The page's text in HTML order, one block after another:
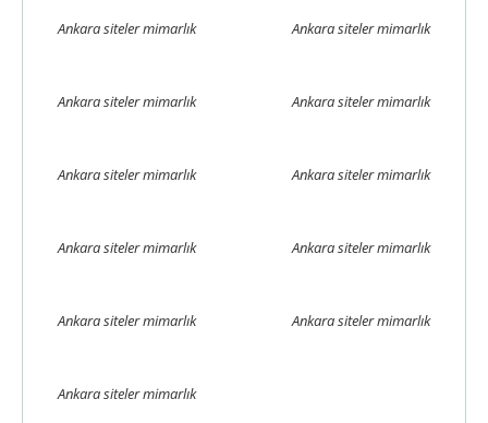
Ankara siteler mimarlık Ankara siteler mimarlık
Ankara siteler mimarlık Ankara siteler mimarlık
Ankara siteler mimarlık Ankara siteler mimarlık
Ankara siteler mimarlık Ankara siteler mimarlık
Ankara siteler mimarlık Ankara siteler mimarlık
Ankara siteler mimarlık